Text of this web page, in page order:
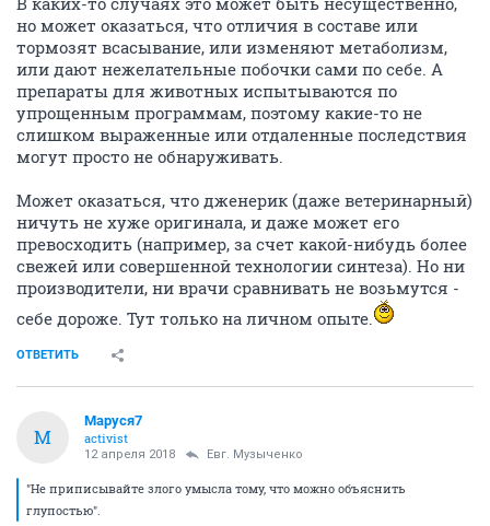
но может оказаться, что отличия в составе или
тормозят всасывание, или изменяют метаболизм,
или дают нежелательные побочки сами по себе. А
препараты для животных испытываются по
упрощенным программам, поэтому какие-то не
слишком выраженные или отдаленные последствия
могут просто не обнаруживать.
Может оказаться, что дженерик (даже ветеринарный)
ничуть не хуже оригинала, и даже может его
превосходить (например, за счет какой-нибудь более
свежей или совершенной технологии синтеза). Но ни
производители, ни врачи сравнивать не возьмутся -
себе дороже. Тут только на личном опыте.
ОТВЕТИТЬ
М
Маруся7
activist
12 апреля 2018 Евг. Музыченко
"Не приписывайте злого умысла тому, что можно объяснить
глупостью".